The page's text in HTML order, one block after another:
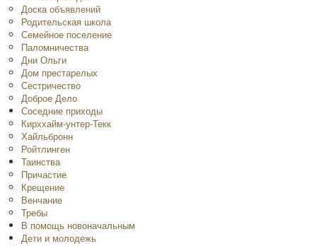
Доска объявлений
Родительская школа
Семейное поселение
Паломничества
Дни Ольги
Дом престарелых
Сестричество
Доброе Дело
Соседние приходы
Кирххайм-унтер-Текк
Хайльбронн
Ройтлинген
Таинства
Причастие
Крещение
Венчание
Требы
В помощь новоначальным
Дети и молодежь